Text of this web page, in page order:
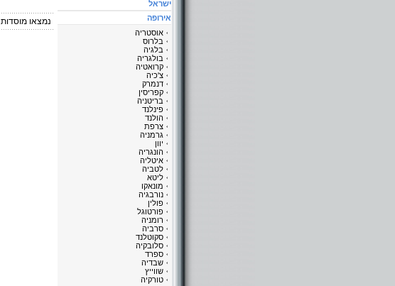
נמצאו מוסדות
ישראל
אירופה
אוסטריה
בלרוס
בלגיה
בולגריה
קרואטיה
צ'כיה
דנמרק
קפריסין
בריטניה
פינלנד
הולנד
צרפת
גרמניה
יוון
הונגריה
איטליה
לטביה
ליטא
מונאקו
נורבגיה
פולין
פורטוגל
רומניה
סרביה
סקוטלנד
סלובקיה
ספרד
שבדיה
שווייץ
טורקיה